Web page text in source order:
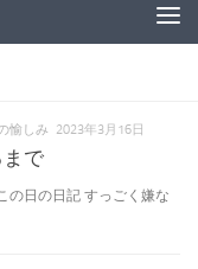
愉しみ 2023年3月16日
で
日の日記 すっごく嫌な